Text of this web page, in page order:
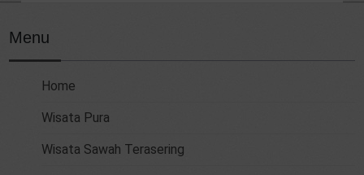
Menu
Home
Wisata Pura
Wisata Sawah Terasering